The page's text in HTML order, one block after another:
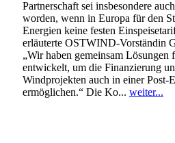
Partnerschaft sei insbesondere
worden, wenn in Europa für den
Energien keine festen
erläuterte OSTWIND-Vorständin
„Wir haben gemeinsam
entwickelt, um die Finanzierung
Windprojekten auch in einer Post-
ermöglichen.“ Die Ko... weiter...